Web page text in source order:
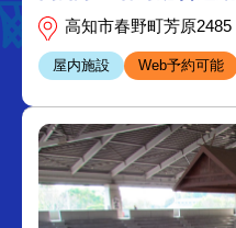
高知市春野町芳原2485
屋内施設 Web予約可能